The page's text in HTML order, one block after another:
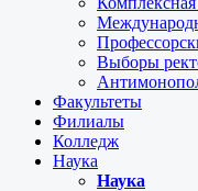
Выборы
Факультеты
Филиалы
Колледж
Наука
Наука